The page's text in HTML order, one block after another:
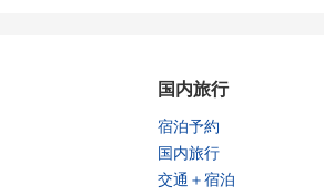
国内旅行
宿泊予約
国内旅行
交通＋宿泊